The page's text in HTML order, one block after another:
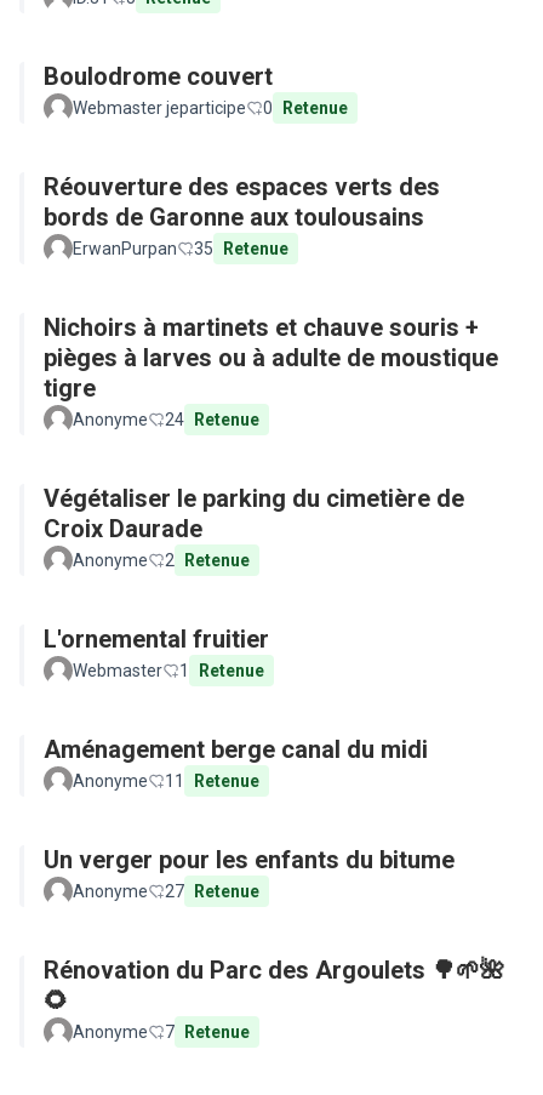
Boulodrome couvert
Webmaster jeparticipe 0 Retenue
Réouverture des espaces verts des
bords de Garonne aux toulousains
ErwanPurpan 35 Retenue
Nichoirs à martinets et chauve souris +
pièges à larves ou à adulte de moustique
tigre
Anonyme 24 Retenue
Végétaliser le parking du cimetière de
Croix Daurade
Anonyme 2 Retenue
L'ornemental fruitier
Webmaster 1 Retenue
Aménagement berge canal du midi
Anonyme 11 Retenue
Un verger pour les enfants du bitume
Anonyme 27 Retenue
Rénovation du Parc des Argoulets 🌳🌱🌺
🌻
Anonyme 7 Retenue